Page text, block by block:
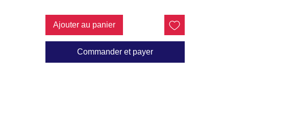
Ajouter au panier
Commander et payer